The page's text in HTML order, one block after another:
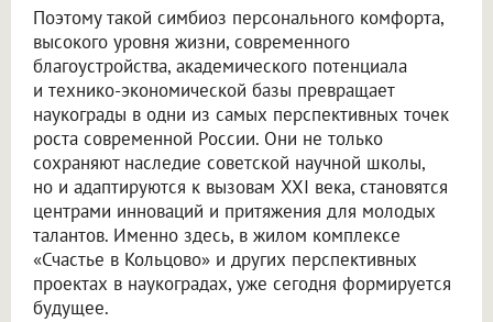
Поэтому такой симбиоз персонального комфорта,
высокого уровня жизни, современного
благоустройства, академического потенциала
и технико-экономической базы превращает
наукограды в одни из самых перспективных точек
роста современной России. Они не только
сохраняют наследие советской научной школы,
но и адаптируются к вызовам XXI века, становятся
центрами инноваций и притяжения для молодых
талантов. Именно здесь, в жилом комплексе
«Счастье в Кольцово» и других перспективных
проектах в наукоградах, уже сегодня формируется
будущее.